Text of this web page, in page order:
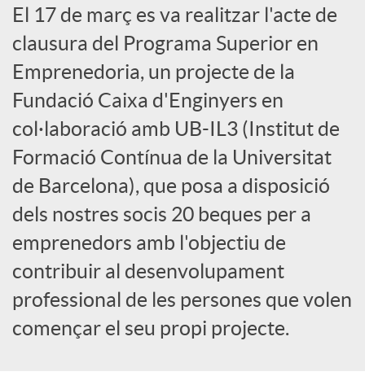
x
e
s
S
o
c
i
El 17 de març es va realitzar l'acte de
clausura del Programa Superior en
Emprenedoria, un projecte de la
Fundació Caixa d'Enginyers en
col·laboració amb UB-IL3 (Institut de
Formació Contínua de la Universitat
de Barcelona), que posa a disposició
dels nostres socis 20 beques per a
emprenedors amb l'objectiu de
contribuir al desenvolupament
professional de les persones que volen
començar el seu propi projecte.